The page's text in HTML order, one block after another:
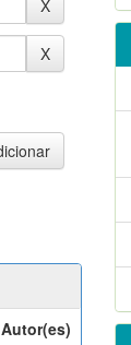
Autor(es)